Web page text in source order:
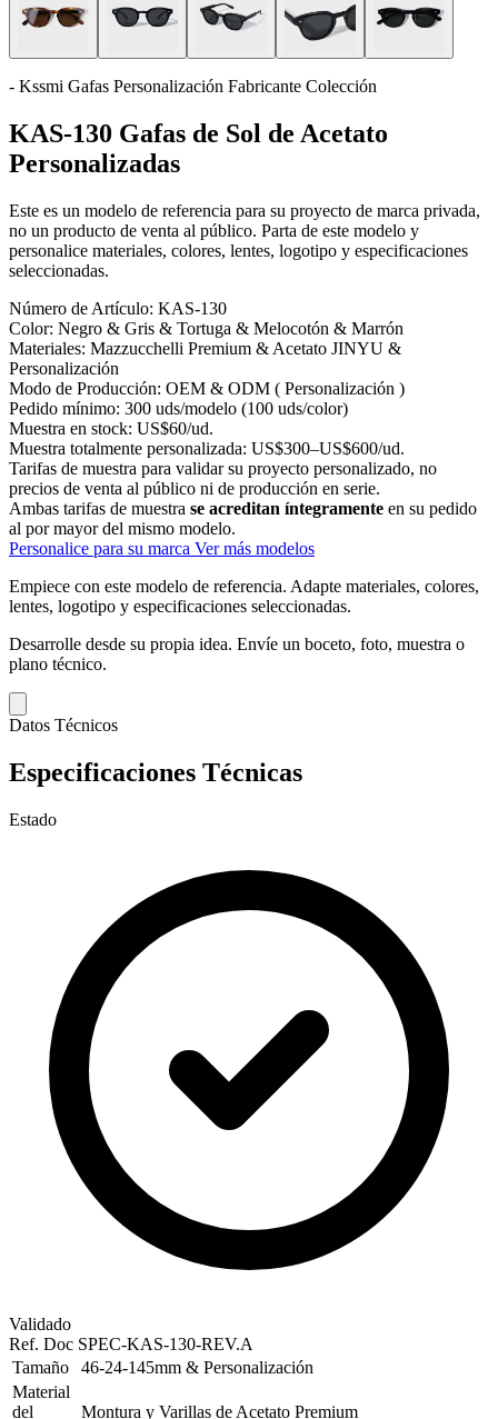
- Kssmi Gafas Personalización Fabricante Colección
KAS-130 Gafas de Sol de Acetato
Personalizadas
Este es un modelo de referencia para su proyecto de marca privada,
no un producto de venta al público. Parta de este modelo y
personalice materiales, colores, lentes, logotipo y especificaciones
seleccionadas.
Número de Artículo: KAS-130
Color: Negro & Gris & Tortuga & Melocotón & Marrón
Materiales: Mazzucchelli Premium & Acetato JINYU &
Personalización
Modo de Producción: OEM & ODM ( Personalización )
Pedido mínimo: 300 uds/modelo (100 uds/color)
Muestra en stock: US$60/ud.
Muestra totalmente personalizada: US$300–US$600/ud.
Tarifas de muestra para validar su proyecto personalizado, no
precios de venta al público ni de producción en serie.
Ambas tarifas de muestra se acreditan íntegramente en su pedido
al por mayor del mismo modelo.
Personalice para su marca Ver más modelos
Empiece con este modelo de referencia. Adapte materiales, colores,
lentes, logotipo y especificaciones seleccionadas.
Desarrolle desde su propia idea. Envíe un boceto, foto, muestra o
plano técnico.
Datos Técnicos
Especificaciones Técnicas
Estado
Validado
Ref. Doc SPEC-KAS-130-REV.A
Tamaño
46-24-145mm & Personalización
Material
del
Montura y Varillas de Acetato Premium